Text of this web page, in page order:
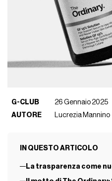
G-CLUB
26 Gennaio 2025
AUTORE
Lucrezia Mannino
IN QUESTO ARTICOLO
La trasparenza come